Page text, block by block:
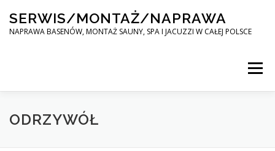
content
SERWIS/MONTAŻ/NAPRAWA
NAPRAWA BASENÓW, MONTAŻ SAUNY, SPA I JACUZZI W CAŁEJ POLSCE
Menu
SPA SERWIS
ODRZYWÓŁ